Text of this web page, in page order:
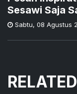
Sesawi Saja
Sabtu, 08 Agustus